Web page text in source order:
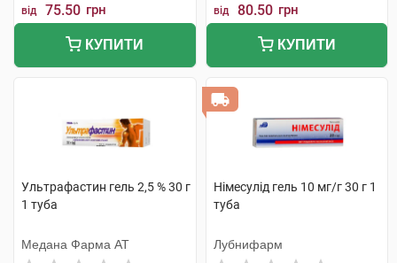
від 75.50 грн
КУПИТИ
від 80.50 грн
КУПИТИ
Ультрафастин гель 2,5 % 30 г
1 туба
Медана Фарма АТ
Німесулід гель 10 мг/г 30 г 1
туба
Лубнифарм